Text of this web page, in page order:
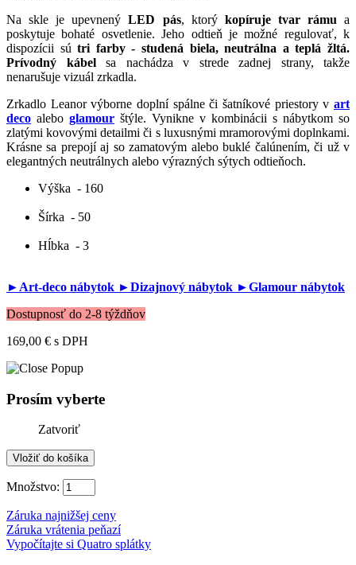
Na skle je upevnenýLED pás, ktorý kopíruje tvar rámu a
poskytuje bohaté osvetlenie. Jeho odtieň je možné regulovať, k
dispozícii sútri farby - studená biela, neutrálna a teplá žltá.
Prívodný kábelsa nachádza v strede zadnej strany, takže
nenarušuje vizuál zrkadla.
Zrkadlo Leanor výborne doplní spálne či šatníkové priestory v art
deco alebo glamour štýle. Vynikne v kombinácii s nábytkom so
zlatými kovovými detailmi či s luxusnými mramorovými doplnkami.
Krásne sa prepojí aj so zamatovým alebo buklé čalúnením, či už v
elegantných neutrálnych alebo výrazných sýtych odtieňoch.
Výška - 160
Šírka - 50
Hĺbka - 3
►Art-deco nábytok ►Dizajnový nábytok ►Glamour nábytok
Dostupnosť do 2-8 týždňov
169,00 € s DPH
Prosím vyberte
Zatvoriť
Množstvo:
Záruka najnižšej ceny
Záruka vrátenia peňazí
Vypočítajte si Quatro splátky